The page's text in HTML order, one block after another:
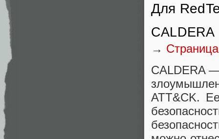
Для
CALDERA
→
CALDERA
ATT&CK.